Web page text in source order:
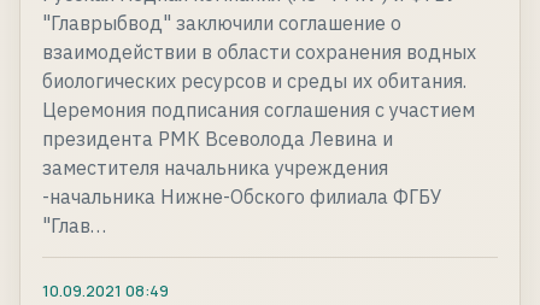
"Главрыбвод" заключили соглашение о
взаимодействии в области сохранения водных
биологических ресурсов и среды их обитания.
Церемония подписания соглашения с участием
президента РМК Всеволода Левина и
заместителя начальника учреждения
-начальника Нижне-Обского филиала ФГБУ
"Глав…
10.09.2021 08:49